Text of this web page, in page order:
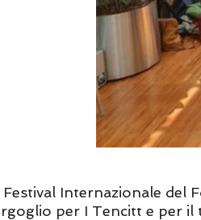
Festival Internazionale del
per I Tencitt e per il